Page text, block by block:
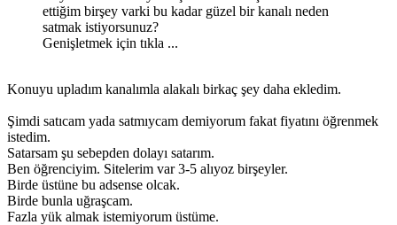
ettiğim birşey varki bu kadar güzel bir kanalı neden
satmak istiyorsunuz?
Genişletmek için tıkla ...
Konuyu upladım kanalımla alakalı birkaç şey daha ekledim.
Şimdi satıcam yada satmıycam demiyorum fakat fiyatını öğrenmek
istedim.
Satarsam şu sebepden dolayı satarım.
Ben öğrenciyim. Sitelerim var 3-5 alıyoz birşeyler.
Birde üstüne bu adsense olcak.
Birde bunla uğraşcam.
Fazla yük almak istemiyorum üstüme.